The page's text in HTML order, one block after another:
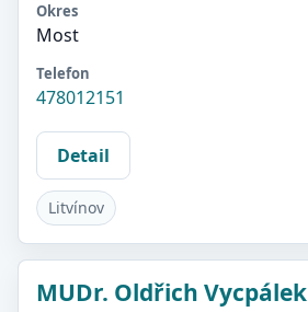
Okres
Most
Telefon
478012151
Detail
Litvínov
MUDr. Oldřich Vycpálek